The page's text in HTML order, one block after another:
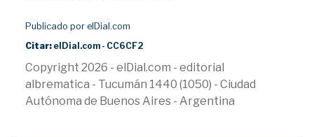
Publicado por elDial.com
Citar: elDial.com - CC6CF2
Copyright 2026 - elDial.com - editorial
albrematica - Tucumán 1440 (1050) - Ciudad
Autónoma de Buenos Aires - Argentina